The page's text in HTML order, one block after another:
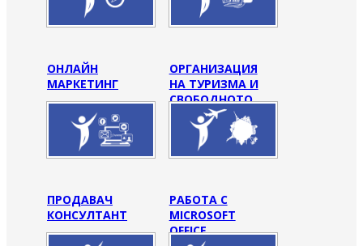
ОНЛАЙН
МАРКЕТИНГ
ОРГАНИЗАЦИЯ
НА ТУРИЗМА И
СВОБОДНОТО
ВРЕМЕ
ПРОДАВАЧ
КОНСУЛТАНТ
РАБОТА С
MICROSOFT
OFFICE